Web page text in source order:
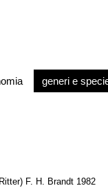
generi e
F. H. Brandt 1982